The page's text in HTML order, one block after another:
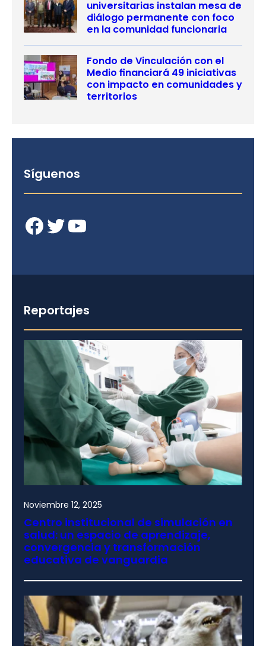
universitarias instalan mesa de
diálogo permanente con foco
en la comunidad funcionaria
Fondo de Vinculación con el
Medio financiará 49 iniciativas
con impacto en comunidades y
territorios
Síguenos
Facebook Twitter YouTube
Reportajes
Noviembre 12, 2025
Centro institucional de simulación en
salud: un espacio de aprendizaje,
convergencia y transformación
educativa de vanguardia